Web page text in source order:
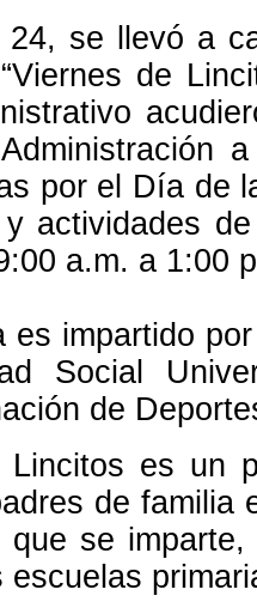
se llevó a
de
por el Día de
y actividades
a.m. a 1:00
es impartido
Social
de
es un
de familia
se
escuelas